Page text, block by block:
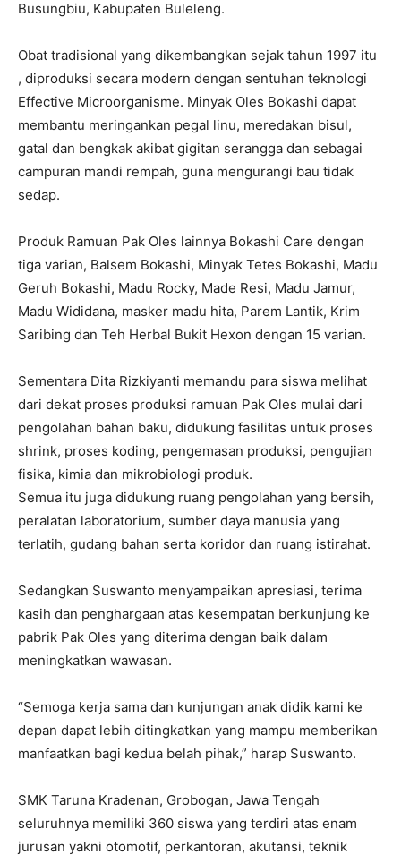
Busungbiu, Kabupaten Buleleng.
Obat tradisional yang dikembangkan sejak tahun 1997 itu
, diproduksi secara modern dengan sentuhan teknologi
Effective Microorganisme. Minyak Oles Bokashi dapat
membantu meringankan pegal linu, meredakan bisul,
gatal dan bengkak akibat gigitan serangga dan sebagai
campuran mandi rempah, guna mengurangi bau tidak
sedap.
Produk Ramuan Pak Oles lainnya Bokashi Care dengan
tiga varian, Balsem Bokashi, Minyak Tetes Bokashi, Madu
Geruh Bokashi, Madu Rocky, Made Resi, Madu Jamur,
Madu Wididana, masker madu hita, Parem Lantik, Krim
Saribing dan Teh Herbal Bukit Hexon dengan 15 varian.
Sementara Dita Rizkiyanti memandu para siswa melihat
dari dekat proses produksi ramuan Pak Oles mulai dari
pengolahan bahan baku, didukung fasilitas untuk proses
shrink, proses koding, pengemasan produksi, pengujian
fisika, kimia dan mikrobiologi produk.
Semua itu juga didukung ruang pengolahan yang bersih,
peralatan laboratorium, sumber daya manusia yang
terlatih, gudang bahan serta koridor dan ruang istirahat.
Sedangkan Suswanto menyampaikan apresiasi, terima
kasih dan penghargaan atas kesempatan berkunjung ke
pabrik Pak Oles yang diterima dengan baik dalam
meningkatkan wawasan.
“Semoga kerja sama dan kunjungan anak didik kami ke
depan dapat lebih ditingkatkan yang mampu memberikan
manfaatkan bagi kedua belah pihak,” harap Suswanto.
SMK Taruna Kradenan, Grobogan, Jawa Tengah
seluruhnya memiliki 360 siswa yang terdiri atas enam
jurusan yakni otomotif, perkantoran, akutansi, teknik